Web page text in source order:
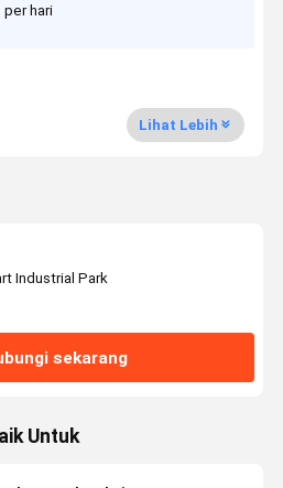
per hari
Lihat Lebih
Industrial Park
sekarang
Untuk